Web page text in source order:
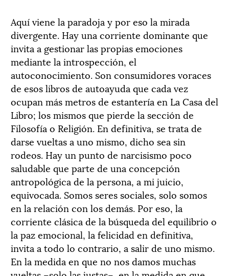
Aquí viene la paradoja y por eso la mirada
divergente. Hay una corriente dominante que
invita a gestionar las propias emociones
mediante la introspección, el
autoconocimiento. Son consumidores voraces
de esos libros de autoayuda que cada vez
ocupan más metros de estantería en La Casa del
Libro; los mismos que pierde la sección de
Filosofía o Religión. En definitiva, se trata de
darse vueltas a uno mismo, dicho sea sin
rodeos. Hay un punto de narcisismo poco
saludable que parte de una concepción
antropológica de la persona, a mi juicio,
equivocada. Somos seres sociales, solo somos
en la relación con los demás. Por eso, la
corriente clásica de la búsqueda del equilibrio o
la paz emocional, la felicidad en definitiva,
invita a todo lo contrario, a salir de uno mismo.
En la medida en que no nos damos muchas